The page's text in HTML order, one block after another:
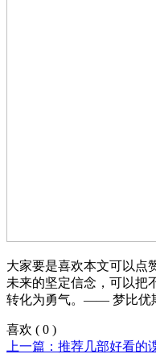
大家要是喜欢本文可以点
未来的坚定信念，可以把
转化为勇气。—— 梦比优
喜欢 ( 0 )
上一篇：推荐几部好看